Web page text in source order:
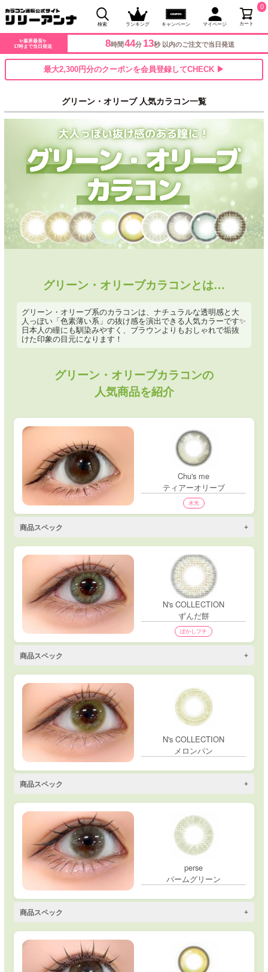
検索 ランキング キャンペーン マイページ カート
0
✨業界最長✨
17時まで当日発送
8時間 44分 12秒 以内のご注文で当日発送
最大2,300円分のクーポンを会員登録してCHECK ▶
グリーン・オリーブ 人気カラコン一覧
グリーン・オリーブカラコンとは…
グリーン・オリーブ系のカラコンは、ナチュラルな透明感と大
人っぽい「色素薄い系」の抜け感を演出できる人気カラーです✨
日本人の瞳にも馴染みやすく、ブラウンよりもおしゃれで垢抜
けた印象の目元になります！
グリーン・オリーブカラコンの
人気商品を紹介
Chu's me
ティアーオリーブ
水光
商品スペック
N's COLLECTION
ずんだ餅
ぼかしフチ
商品スペック
N's COLLECTION
メロンパン
商品スペック
perse
パームグリーン
商品スペック